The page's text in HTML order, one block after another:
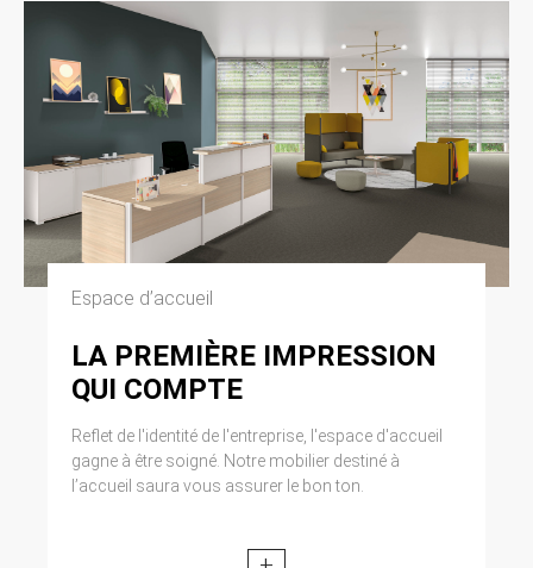
Espace d’accueil
LA PREMIÈRE IMPRESSION
QUI COMPTE
Reflet de l'identité de l'entreprise, l'espace d'accueil
gagne à être soigné. Notre mobilier destiné à
l’accueil saura vous assurer le bon ton.